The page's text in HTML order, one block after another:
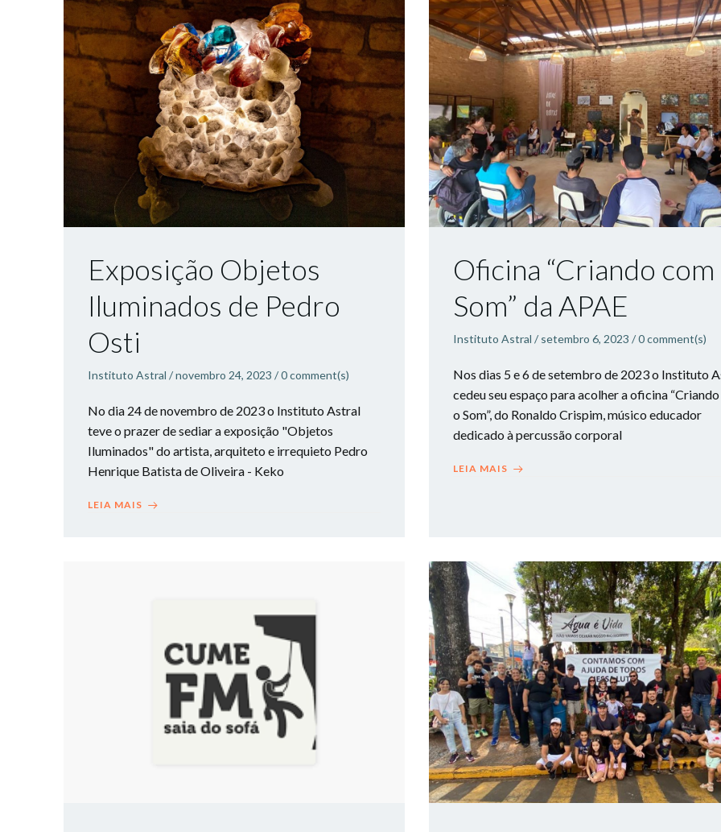
Exposição Objetos
Iluminados de Pedro
Osti
Instituto Astral /novembro 24, 2023 /0comment(s)
No dia 24 de novembro de 2023 o Instituto Astral
teve o prazer de sediar a exposição "Objetos
Iluminados" do artista, arquiteto e irrequieto Pedro
Henrique Batista de Oliveira - Keko
LEIA MAIS
Oficina “Criando com
Som” da APAE
Instituto Astral / setembro 6, 2023 /0comment(s)
Nos dias 5 e 6 de setembro de 2023 o Instituto
cedeu seu espaço para acolher a oficina
o Som”, do Ronaldo Crispim, músico educador
dedicado à percussão corporal
LEIA MAIS